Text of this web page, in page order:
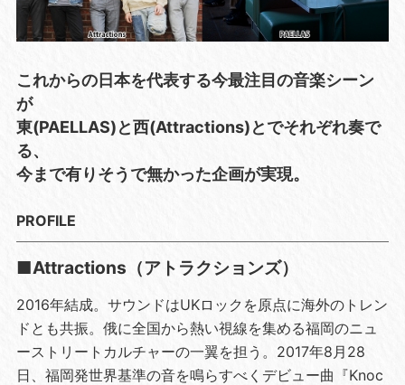
これからの日本を代表する今最注目の音楽シーン
が
東(PAELLAS)と西(Attractions)とでそれぞれ奏で
る、
今まで有りそうで無かった企画が実現。
PROFILE
■Attractions（アトラクションズ）
2016年結成。サウンドはUKロックを原点に海外のトレン
ドとも共振。俄に全国から熱い視線を集める福岡のニュ
ーストリートカルチャーの一翼を担う。2017年8月28
日、福岡発世界基準の音を鳴らすべくデビュー曲『Knoc